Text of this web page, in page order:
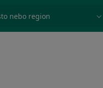
nebo region